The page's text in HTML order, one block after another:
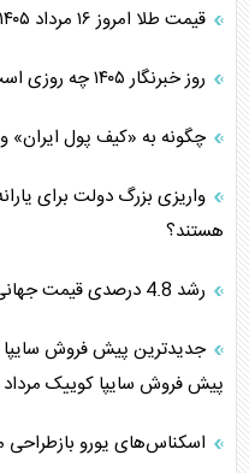
قیمت طلا امروز ۱۶ مرداد ۱۴۰۵
روز خبرنگار ۱۴۰۵ چه روزی است؟ + پیام تبریک روز خبرنگار ۱۴۰۵
چگونه به «کیف پول
واریزی بزرگ دولت برای
هستند؟
رشد 4.8 درصدی قیمت جهانی طلا در معاملات هفته
پیش فروش سایپا کوییک مرداد ۱۴۰۵ اعلام شد
اسکناس‌های یورو